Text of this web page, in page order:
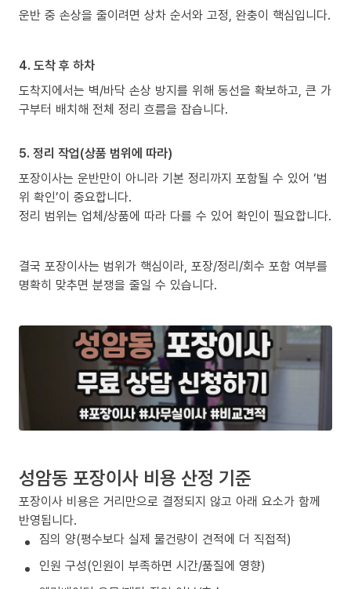
운반 중 손상을 줄이려면 상차 순서와 고정, 완충이 핵심입니다.
4. 도착 후 하차
도착지에서는 벽/바닥 손상 방지를 위해 동선을 확보하고, 큰 가
구부터 배치해 전체 정리 흐름을 잡습니다.
5. 정리 작업(상품 범위에 따라)
포장이사는 운반만이 아니라 기본 정리까지 포함될 수 있어 ‘범
위 확인’이 중요합니다.
정리 범위는 업체/상품에 따라 다를 수 있어 확인이 필요합니다.
결국 포장이사는 범위가 핵심이라, 포장/정리/회수 포함 여부를
명확히 맞추면 분쟁을 줄일 수 있습니다.
성암동 포장이사 비용 산정 기준
포장이사 비용은 거리만으로 결정되지 않고 아래 요소가 함께
반영됩니다.
짐의 양(평수보다 실제 물건량이 견적에 더 직접적)
인원 구성(인원이 부족하면 시간/품질에 영향)